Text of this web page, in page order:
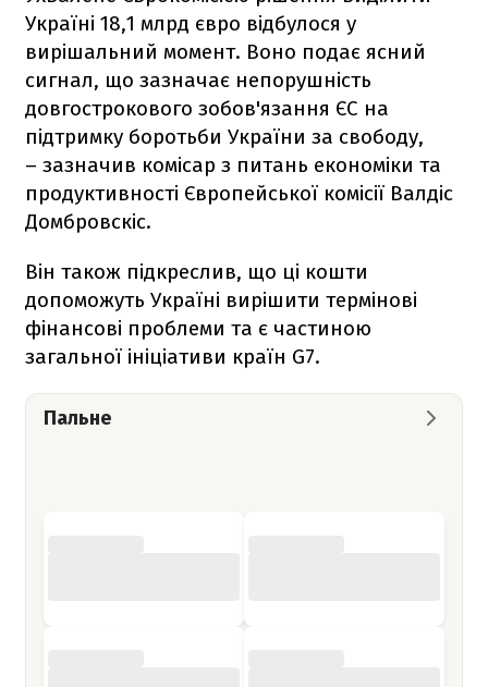
Україні 18,1 млрд євро відбулося у
вирішальний момент. Воно подає ясний
сигнал, що зазначає непорушність
довгострокового зобов'язання ЄС на
підтримку боротьби України за свободу,
– зазначив комісар з питань економіки та
продуктивності Європейської комісії Валдіс
Домбровскіс.
Він також підкреслив, що ці кошти
допоможуть Україні вирішити термінові
фінансові проблеми та є частиною
загальної ініціативи країн G7.
Пальне